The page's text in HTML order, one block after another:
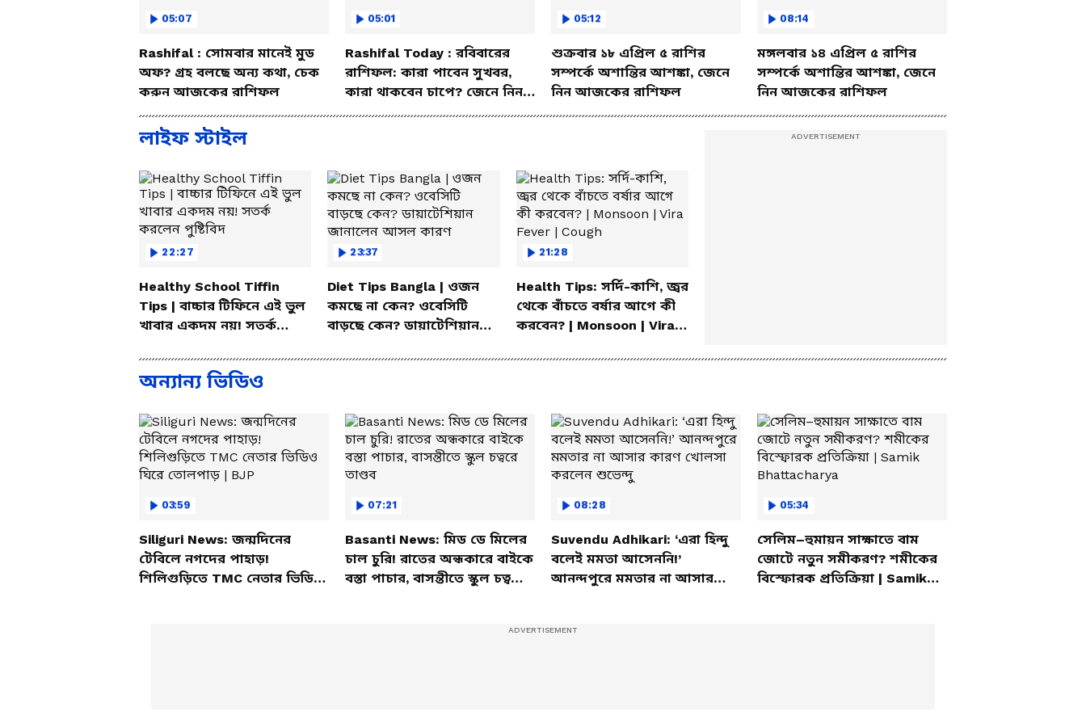
05:07
Rashifal : সোমবার মানেই মুড
অফ? গ্রহ বলছে অন্য কথা, চেক
করুন আজকের রাশিফল
05:01
Rashifal Today : রবিবারের
রাশিফল: কারা পাবেন সুখবর,
কারা থাকবেন চাপে? জেনে নিন
05:12
শুক্রবার ১৮ এপ্রিল ৫ রাশির
সম্পর্কে অশান্তির আশঙ্কা, জেনে
নিন আজকের রাশিফল
08:14
মঙ্গলবার ১৪ এপ্রিল ৫ রাশির
সম্পর্কে অশান্তির আশঙ্কা, জেনে
নিন আজকের রাশিফল
লাইফ স্টাইল
22:27
Healthy School Tiffin
Tips | বাচ্চার টিফিনে এই ভুল
খাবার একদম নয়! সতর্ক
23:37
Diet Tips Bangla | ওজন
কমছে না কেন? ওবেসিটি
বাড়ছে কেন? ডায়াটেশিয়ান
21:28
Health Tips: সর্দি-কাশি, জ্বর
থেকে বাঁচতে বর্ষার আগে কী
করবেন? | Monsoon | Vira
অন্যান্য ভিডিও
03:59
Siliguri News: জন্মদিনের
টেবিলে নগদের পাহাড়!
শিলিগুড়িতে TMC নেতার ভিডিও
07:21
Basanti News: মিড ডে মিলের
চাল চুরি! রাতের অন্ধকারে বাইকে
বস্তা পাচার, বাসন্তীতে স্কুল চত্বরে
08:28
Suvendu Adhikari: ‘এরা হিন্দু
বলেই মমতা আসেননি!’
আনন্দপুরে মমতার না আসার
05:34
সেলিম–হুমায়ন সাক্ষাতে বাম
জোটে নতুন সমীকরণ? শমীকের
বিস্ফোরক প্রতিক্রিয়া | Samik